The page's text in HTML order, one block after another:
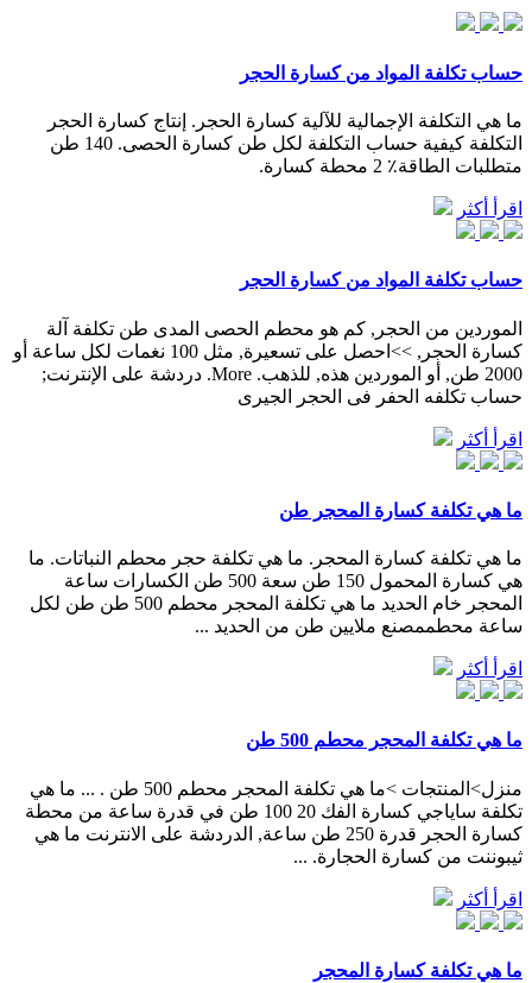
حساب تكلفة المواد من كسارة الحجر
ما هي التكلفة الإجمالية للآلية كسارة الحجر. إنتاج كسارة الحجر
التكلفة كيفية حساب التكلفة لكل طن كسارة الحصى. 140 طن
متطلبات الطاقة٪ 2 محطة كسارة.
اقرأ أكثر
حساب تكلفة المواد من كسارة الحجر
الموردين من الحجر, كم هو محطم الحصى المدى طن تكلفة آلة
كسارة الحجر, >>احصل على تسعيرة, مثل 100 نغمات لكل ساعة أو
2000 طن, أو الموردين هذه, للذهب. More. دردشة على الإنترنت;
حساب تكلفه الحفر فى الحجر الجيرى
اقرأ أكثر
ما هي تكلفة كسارة المحجر طن
ما هي تكلفة كسارة المحجر. ما هي تكلفة حجر محطم النباتات. ما
هي كسارة المحمول 150 طن سعة 500 طن الكسارات ساعة
المحجر خام الحديد ما هي تكلفة المحجر محطم 500 طن طن لكل
ساعة محطممصنع ملايين طن من الحديد ...
اقرأ أكثر
ما هي تكلفة المحجر محطم 500 طن
منزل>المنتجات >ما هي تكلفة المحجر محطم 500 طن . ... ما هي
تكلفة ساياجي كسارة الفك 20 100 طن في قدرة ساعة من محطة
كسارة الحجر قدرة 250 طن ساعة, الدردشة على الانترنت ما هي
ثيبوننت من كسارة الحجارة. ...
اقرأ أكثر
ما هي تكلفة كسارة المحجر